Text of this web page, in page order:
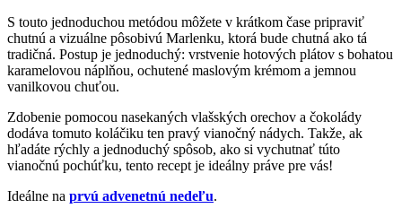
S touto jednoduchou metódou môžete v krátkom čase pripraviť
chutnú a vizuálne pôsobivú Marlenku, ktorá bude chutná ako tá
tradičná. Postup je jednoduchý: vrstvenie hotových plátov s bohatou
karamelovou náplňou, ochutené maslovým krémom a jemnou
vanilkovou chuťou.
Zdobenie pomocou nasekaných vlašských orechov a čokolády
dodáva tomuto koláčiku ten pravý vianočný nádych. Takže, ak
hľadáte rýchly a jednoduchý spôsob, ako si vychutnať túto
vianočnú pochúťku, tento recept je ideálny práve pre vás!
Ideálne na prvú advenetnú nedeľu.